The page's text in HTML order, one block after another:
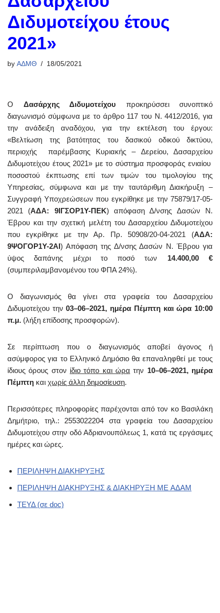
Διδυμοτείχου έτους
2021»
by ΑΔΜΘ 18/05/2021
Ο Δασάρχης Διδυμοτείχου προκηρύσσει συνοπτικό
διαγωνισμό σύμφωνα με το άρθρο 117 του Ν. 4412/2016, για
την ανάδειξη αναδόχου, για την εκτέλεση του έργου:
«Βελτίωση της βατότητας του δασικού οδικού δικτύου,
περιοχής παρέμβασης Κυριακής – Δερείου, Δασαρχείου
Διδυμοτείχου έτους 2021» με το σύστημα προσφοράς ενιαίου
ποσοστού έκπτωσης επί των τιμών του τιμολογίου της
Υπηρεσίας, σύμφωνα και με την ταυτάριθμη Διακήρυξη –
Συγγραφή Υποχρεώσεων που εγκρίθηκε με την 75879/17-05-
2021 (ΑΔΑ: 9ΙΓΣΟΡ1Υ-ΠΕΚ) απόφαση Δ/νσης Δασών Ν.
Έβρου και την σχετική μελέτη του Δασαρχείου Διδυμοτείχου
που εγκρίθηκε με την Αρ. Πρ. 50908/20-04-2021 (ΑΔΑ:
9ΨΟΓΟΡ1Υ-2ΑΙ) Απόφαση της Δ/νσης Δασών Ν. Έβρου για
ύψος δαπάνης μέχρι το ποσό των 14.400,00 €
(συμπεριλαμβανομένου του ΦΠΑ 24%).
Ο διαγωνισμός θα γίνει στα γραφεία του Δασαρχείου
Διδυμοτείχου την03–06–2021, ημέρα Πέμπτη και ώρα 10:00
π.μ. (λήξη επίδοσης προσφορών).
Σε περίπτωση που ο διαγωνισμός αποβεί άγονος ή
ασύμφορος για το Ελληνικό Δημόσιο θα επαναληφθεί με τους
ίδιους όρους στον ίδιο τόπο και ώρα την 10–06–2021, ημέρα
Πέμπτη και χωρίς άλλη δημοσίευση.
Περισσότερες πληροφορίες παρέχονται από τον κο Βασιλάκη
Δημήτριο, τηλ.: 2553022204 στα γραφεία του Δασαρχείου
Διδυμοτείχου στην οδό Αδριανουπόλεως 1, κατά τις εργάσιμες
ημέρες και ώρες.
ΠΕΡΙΛΗΨΗ ΔΙΑΚΗΡΥΞΗΣ
ΠΕΡΙΛΗΨΗ ΔΙΑΚΗΡΥΞΗΣ & ΔΙΑΚΗΡΥΞΗ ME ΑΔΑΜ
ΤΕΥΔ (σε doc)